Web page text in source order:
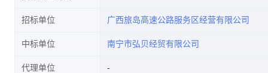
招标单位 广西旅岛高速公路服务区经营有限公司
中标单位 南宁市弘贝经贸有限公司
代理单位